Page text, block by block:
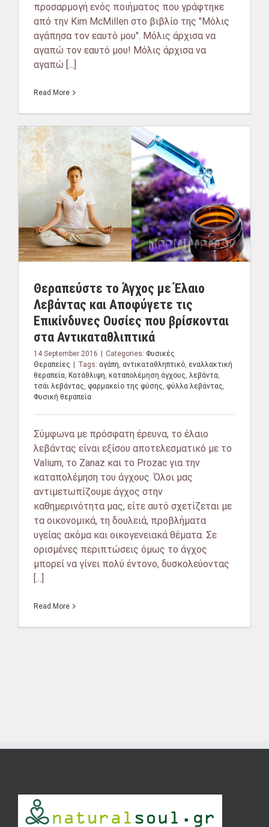
προσαρμογή ενός ποιήματος που γράφτηκε
από την Kim McMillen στο βιβλίο της "Μόλις
αγάπησα τον εαυτό μου". Μόλις άρχισα να
αγαπώ τον εαυτό μου! Μόλις άρχισα να
αγαπώ [...]
Read More
Θεραπεύστε το Άγχος με Έλαιο
Λεβάντας και Αποφύγετε τις
Επικίνδυνες Ουσίες που βρίσκονται
στα Αντικαταθλιπτικά
14 September 2016 Categories: Φυσικές
Θεραπείες
Tags: αγάπη, αντικαταθληπτικό, εναλλακτική
θεραπεία, Κατάθλιψη, καταπολέμηση άγχους, λεβάντα,
τσάι λεβάντας, φαρμακείο της φύσης, φύλλα λεβάντας,
Φυσική θεραπεία
Σύμφωνα με πρόσφατη έρευνα, το έλαιο
λεβάντας είναι εξίσου αποτελεσματικό με το
Valium, το Zanaz και το Prozac για την
καταπολέμηση του άγχους. Όλοι μας
αντιμετωπίζουμε άγχος στην
καθημερινότητα μας, είτε αυτό σχετίζεται με
τα οικονομικά, τη δουλειά, προβλήματα
υγείας ακόμα και οικογενειακά θέματα. Σε
ορισμένες περιπτώσεις όμως το άγχος
μπορεί να γίνει πολύ έντονο, δυσκολεύοντας
[...]
Read More